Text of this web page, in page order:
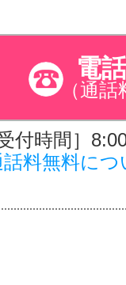
電
（通話
受付時間］
話料無料につ